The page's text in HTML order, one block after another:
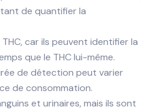
de quantifier la
car ils peuvent identifier la
que le THC lui-même.
de détection peut varier
de consommation.
et urinaires, mais ils sont